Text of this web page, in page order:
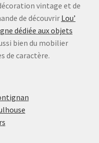
vintage et de
de découvrir Lou’
dédiée aux objets
bien du mobilier
de caractère.